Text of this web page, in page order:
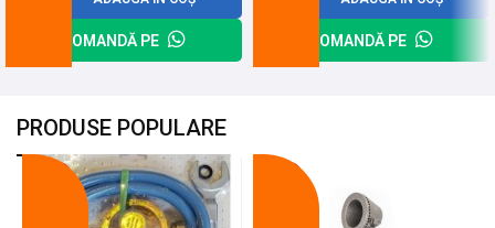
COMANDĂ PE COMANDĂ PE
PRODUSE POPULARE